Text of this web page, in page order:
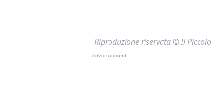
Riproduzione riservata © Il Piccolo